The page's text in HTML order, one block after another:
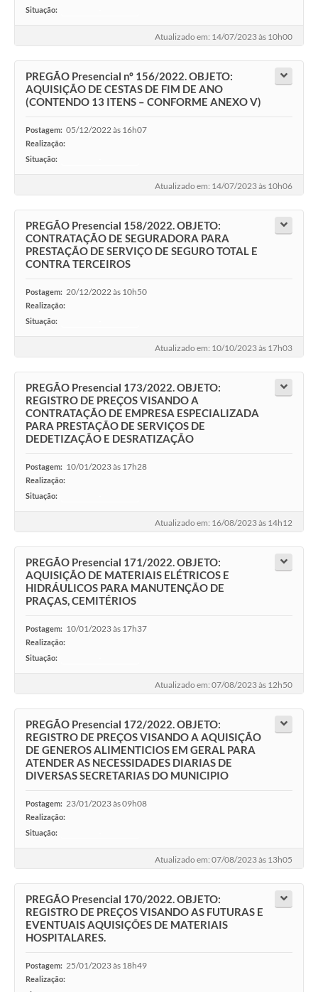
Situação:
Atualizado em: 14/07/2023 às 10h00
PREGÃO Presencial nº 156/2022. OBJETO:
AQUISIÇÃO DE CESTAS DE FIM DE ANO
(CONTENDO 13 ITENS – CONFORME ANEXO V)
Postagem: 05/12/2022 às 16h07
Realização:
Situação:
Atualizado em: 14/07/2023 às 10h06
PREGÃO Presencial 158/2022. OBJETO:
CONTRATAÇÃO DE SEGURADORA PARA
PRESTAÇÃO DE SERVIÇO DE SEGURO TOTAL E
CONTRA TERCEIROS
Postagem: 20/12/2022 às 10h50
Realização:
Situação:
Atualizado em: 10/10/2023 às 17h03
PREGÃO Presencial 173/2022. OBJETO:
REGISTRO DE PREÇOS VISANDO A
CONTRATAÇÃO DE EMPRESA ESPECIALIZADA
PARA PRESTAÇÃO DE SERVIÇOS DE
DEDETIZAÇÃO E DESRATIZAÇÃO
Postagem: 10/01/2023 às 17h28
Realização:
Situação:
Atualizado em: 16/08/2023 às 14h12
PREGÃO Presencial 171/2022. OBJETO:
AQUISIÇÃO DE MATERIAIS ELÉTRICOS E
HIDRÁULICOS PARA MANUTENÇÃO DE
PRAÇAS, CEMITÉRIOS
Postagem: 10/01/2023 às 17h37
Realização:
Situação:
Atualizado em: 07/08/2023 às 12h50
PREGÃO Presencial 172/2022. OBJETO:
REGISTRO DE PREÇOS VISANDO A AQUISIÇÃO
DE GENEROS ALIMENTICIOS EM GERAL PARA
ATENDER AS NECESSIDADES DIARIAS DE
DIVERSAS SECRETARIAS DO MUNICIPIO
Postagem: 23/01/2023 às 09h08
Realização:
Situação:
Atualizado em: 07/08/2023 às 13h05
PREGÃO Presencial 170/2022. OBJETO:
REGISTRO DE PREÇOS VISANDO AS FUTURAS E
EVENTUAIS AQUISIÇÕES DE MATERIAIS
HOSPITALARES.
Postagem: 25/01/2023 às 18h49
Realização: